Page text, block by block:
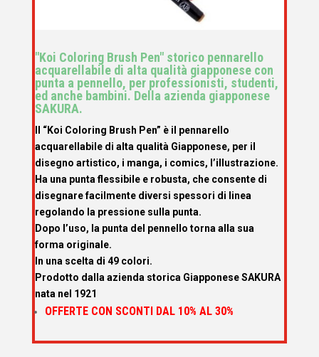
"Koi Coloring Brush Pen" storico pennarello
acquarellabile di alta qualità giapponese con
punta a pennello, per professionisti, studenti,
ed anche bambini. Della azienda giapponese
SAKURA.
Il “Koi Coloring Brush Pen” è il pennarello
acquarellabile di alta qualità Giapponese, per il
disegno artistico, i manga, i comics, l’illustrazione.
Ha una punta flessibile e robusta, che consente di
disegnare facilmente diversi spessori di linea
regolando la pressione sulla punta.
Dopo l’uso, la punta del pennello torna alla sua
forma originale.
In una scelta di 49 colori.
Prodotto dalla azienda storica Giapponese SAKURA
nata nel 1921
OFFERTE CON SCONTI DAL 10% AL 30%